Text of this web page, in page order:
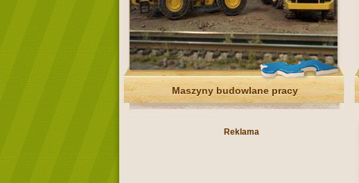
Maszyny budowlane pracy
Reklama